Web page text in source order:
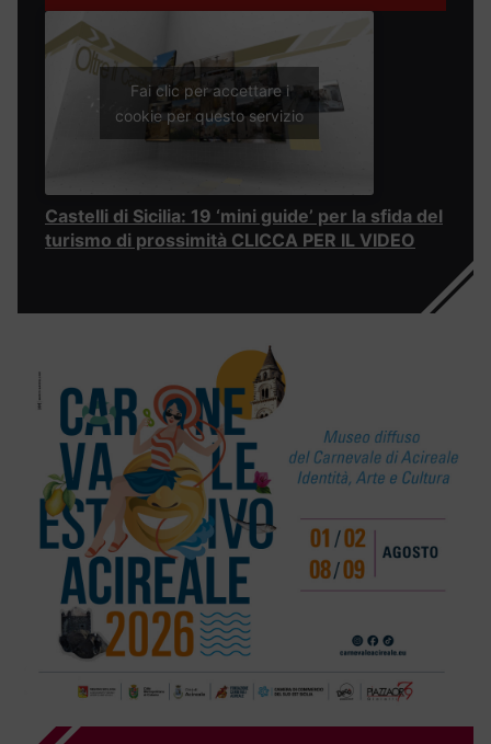
Fai clic per accettare i
cookie per questo servizio
Castelli di Sicilia: 19 ‘mini guide’ per la sfida del
turismo di prossimità CLICCA PER IL VIDEO